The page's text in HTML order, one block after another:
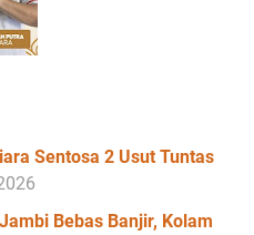
Sentosa 2 Usut Tuntas
Bebas Banjir, Kolam